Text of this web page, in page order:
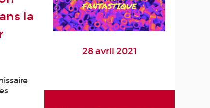
la
28 avril 2021